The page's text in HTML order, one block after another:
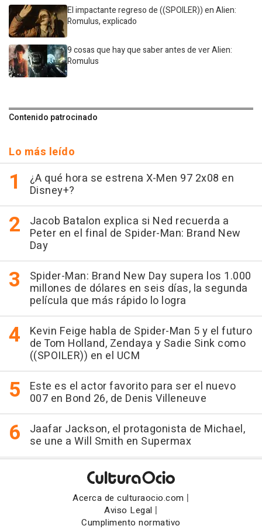
El impactante regreso de ((SPOILER)) en Alien:
Romulus, explicado
9 cosas que hay que saber antes de ver Alien:
Romulus
Contenido patrocinado
Lo más leído
¿A qué hora se estrena X-Men 97 2x08 en
Disney+?
Jacob Batalon explica si Ned recuerda a
Peter en el final de Spider-Man: Brand New
Day
Spider-Man: Brand New Day supera los 1.000
millones de dólares en seis días, la segunda
película que más rápido lo logra
Kevin Feige habla de Spider-Man 5 y el futuro
de Tom Holland, Zendaya y Sadie Sink como
((SPOILER)) en el UCM
Este es el actor favorito para ser el nuevo
007 en Bond 26, de Denis Villeneuve
Jaafar Jackson, el protagonista de Michael,
se une a Will Smith en Supermax
Acerca de culturaocio.com |
Aviso Legal |
Cumplimento normativo